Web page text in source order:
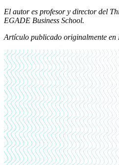
El autor es profesor y director del
EGADE Business School.
Artículo publicado originalmente en